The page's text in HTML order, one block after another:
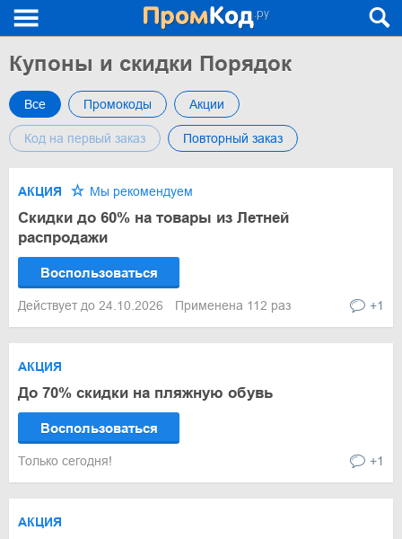
Купоны и скидки Порядок
Все Промокоды Акции
Код на первый заказ Повторный заказ
АКЦИЯ Мы рекомендуем
Скидки до 60% на товары из Летней
распродажи
Воспользоваться
Действует до 24.10.2026 Применена 112 раз +1
АКЦИЯ
До 70% скидки на пляжную обувь
Воспользоваться
Только сегодня! +1
АКЦИЯ